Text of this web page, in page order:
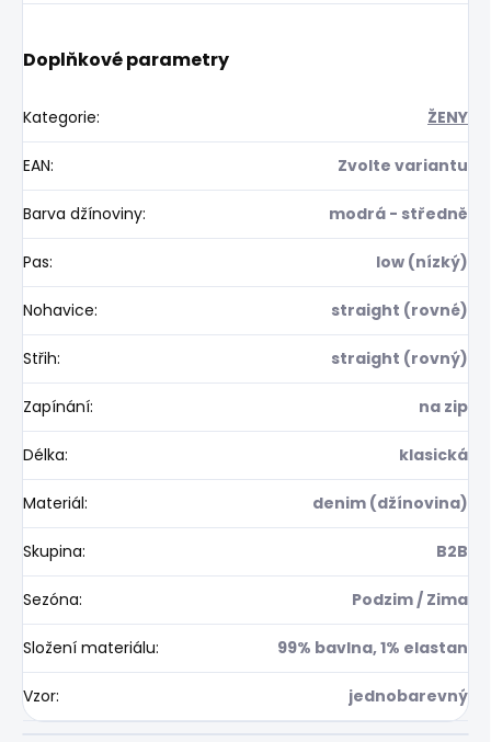
Doplňkové parametry
Kategorie: ŽENY
EAN: Zvolte variantu
Barva džínoviny: modrá - středně
Pas: low (nízký)
Nohavice: straight (rovné)
Střih: straight (rovný)
Zapínání: na zip
Délka: klasická
Materiál: denim (džínovina)
Skupina: B2B
Sezóna: Podzim / Zima
Složení materiálu: 99% bavlna, 1% elastan
Vzor: jednobarevný